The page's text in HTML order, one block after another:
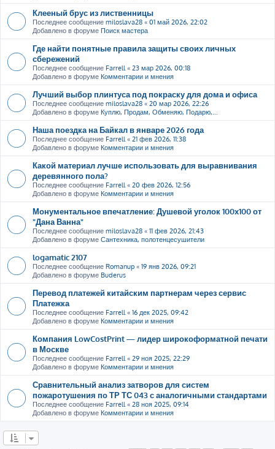
Клееный брус из лиственницы
Последнее сообщение miloslava28 « 01 май 2026, 22:02
Добавлено в форуме Поиск мастера
Где найти понятные правила защиты своих личных
сбережений
Последнее сообщение Farrell « 23 мар 2026, 00:18
Добавлено в форуме Комментарии и мнения
Лучший выбор плинтуса под покраску для дома и офиса
Последнее сообщение miloslava28 « 20 мар 2026, 22:26
Добавлено в форуме Куплю, Продам, Обменяю, Подарю,...
Наша поездка на Байкал в январе 2026 года
Последнее сообщение Farrell « 21 фев 2026, 11:38
Добавлено в форуме Комментарии и мнения
Какой материал лучше использовать для выравнивания
деревянного пола?
Последнее сообщение Farrell « 20 фев 2026, 12:56
Добавлено в форуме Комментарии и мнения
Монументальное впечатление: Душевой уголок 100х100 от
"Дана Ванна"
Последнее сообщение miloslava28 « 11 фев 2026, 21:43
Добавлено в форуме Сантехника, полотенцесушители
logamatic 2107
Последнее сообщение Romanup « 19 янв 2026, 09:21
Добавлено в форуме Buderus
Перевод платежей китайским партнерам через сервис
Платежка
Последнее сообщение Farrell « 16 дек 2025, 09:42
Добавлено в форуме Комментарии и мнения
Компания LowCostPrint — лидер широкоформатной печати
в Москве
Последнее сообщение Farrell « 29 ноя 2025, 22:29
Добавлено в форуме Комментарии и мнения
Сравнительный анализ затворов для систем
пожаротушения по ТР ТС 043 с аналогичными стандартами
Последнее сообщение Farrell « 28 ноя 2025, 09:14
Добавлено в форуме Комментарии и мнения